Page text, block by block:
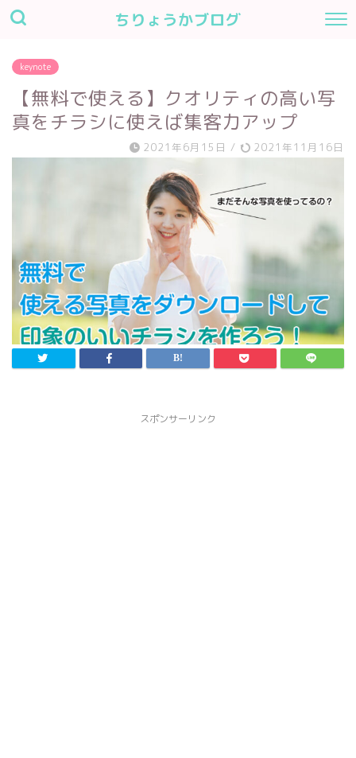
ちりょうかブログ
keynote
【無料で使える】クオリティの高い写
真をチラシに使えば集客力アップ
2021年6月15日 / 2021年11月16日
スポンサーリンク